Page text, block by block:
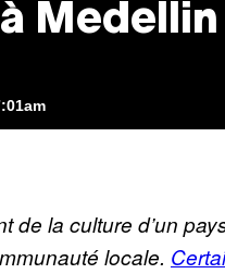
Medellin
de la culture d’un
locale.